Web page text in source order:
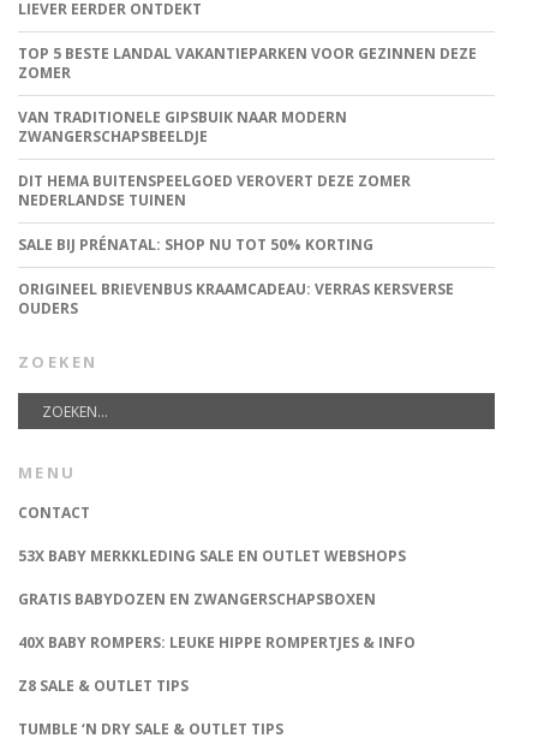
LIEVER EERDER ONTDEKT
TOP 5 BESTE LANDAL VAKANTIEPARKEN VOOR GEZINNEN DEZE
ZOMER
VAN TRADITIONELE GIPSBUIK NAAR MODERN
ZWANGERSCHAPSBEELDJE
DIT HEMA BUITENSPEELGOED VEROVERT DEZE ZOMER
NEDERLANDSE TUINEN
SALE BIJ PRÉNATAL: SHOP NU TOT 50% KORTING
ORIGINEEL BRIEVENBUS KRAAMCADEAU: VERRAS KERSVERSE
OUDERS
ZOEKEN
MENU
CONTACT
53X BABY MERKKLEDING SALE EN OUTLET WEBSHOPS
GRATIS BABYDOZEN EN ZWANGERSCHAPSBOXEN
40X BABY ROMPERS: LEUKE HIPPE ROMPERTJES & INFO
Z8 SALE & OUTLET TIPS
TUMBLE ‘N DRY SALE & OUTLET TIPS